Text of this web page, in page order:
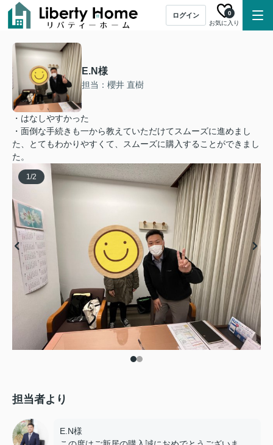
ログイン
お気に入り
0
E.N様
担当：櫻井 直樹
・はなしやすかった
・面倒な手続きも一から教えていただけてスムーズに進めまし
た、とてもわかりやすくて、スムーズに購入することができまし
た。
1/2
担当者より
E.N様